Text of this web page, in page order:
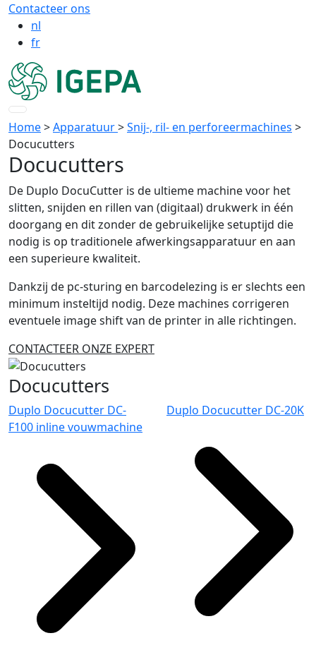
Contacteer ons
nl
fr
Home>Apparatuur>Snij-, ril- en perforeermachines >
Docucutters
Docucutters
De Duplo DocuCutter is de ultieme machine voor het
slitten, snijden en rillen van (digitaal) drukwerk in één
doorgang en dit zonder de gebruikelijke setuptijd die
nodig is op traditionele afwerkingsapparatuur en aan
een superieure kwaliteit.
Dankzij de pc-sturing en barcodelezing is er slechts een
minimum insteltijd nodig. Deze machines corrigeren
eventuele image shift van de printer in alle richtingen.
CONTACTEER ONZE EXPERT
Docucutters
Duplo Docucutter DC-
F100 inline vouwmachine
Duplo Docucutter DC-20K